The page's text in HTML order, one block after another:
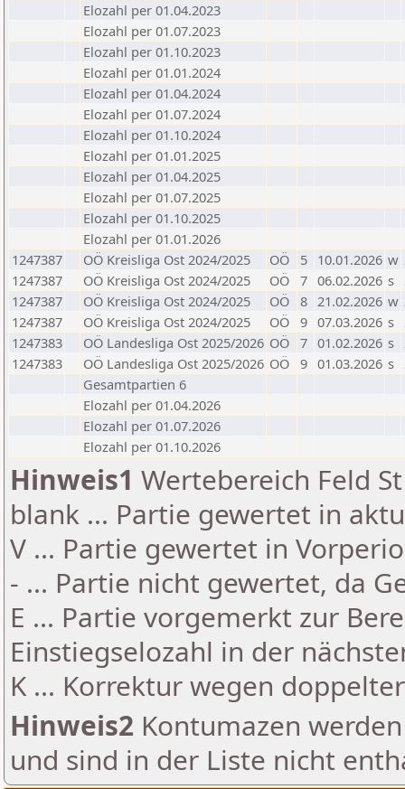
Elozahl per 01.04.2023
Elozahl per 01.07.2023
Elozahl per 01.10.2023
Elozahl per 01.01.2024
Elozahl per 01.04.2024
Elozahl per 01.07.2024
Elozahl per 01.10.2024
Elozahl per 01.01.2025
Elozahl per 01.04.2025
Elozahl per 01.07.2025
Elozahl per 01.10.2025
Elozahl per 01.01.2026
1247387
OÖ Kreisliga Ost 2024/2025 OÖ 5 10.01.2026 w
1247387
OÖ Kreisliga Ost 2024/2025 OÖ 7 06.02.2026 s
1247387
OÖ Kreisliga Ost 2024/2025 OÖ 8 21.02.2026 w
1247387
OÖ Kreisliga Ost 2024/2025 OÖ 9 07.03.2026 s
1247383
OÖ Landesliga Ost 2025/2026 OÖ 7 01.02.2026 s
1247383
OÖ Landesliga Ost 2025/2026 OÖ 9 01.03.2026 s
Gesamtpartien 6
Elozahl per 01.04.2026
Elozahl per 01.07.2026
Elozahl per 01.10.2026
Hinweis1 Wertebereich Feld
blank ... Partie gewertet in
V ... Partie gewertet in
- ... Partie nicht gewertet, da
E ... Partie vorgemerkt zur
Einstiegselozahl in der
K ... Korrektur wegen
Hinweis2 Kontumazen
und sind in der Liste nicht